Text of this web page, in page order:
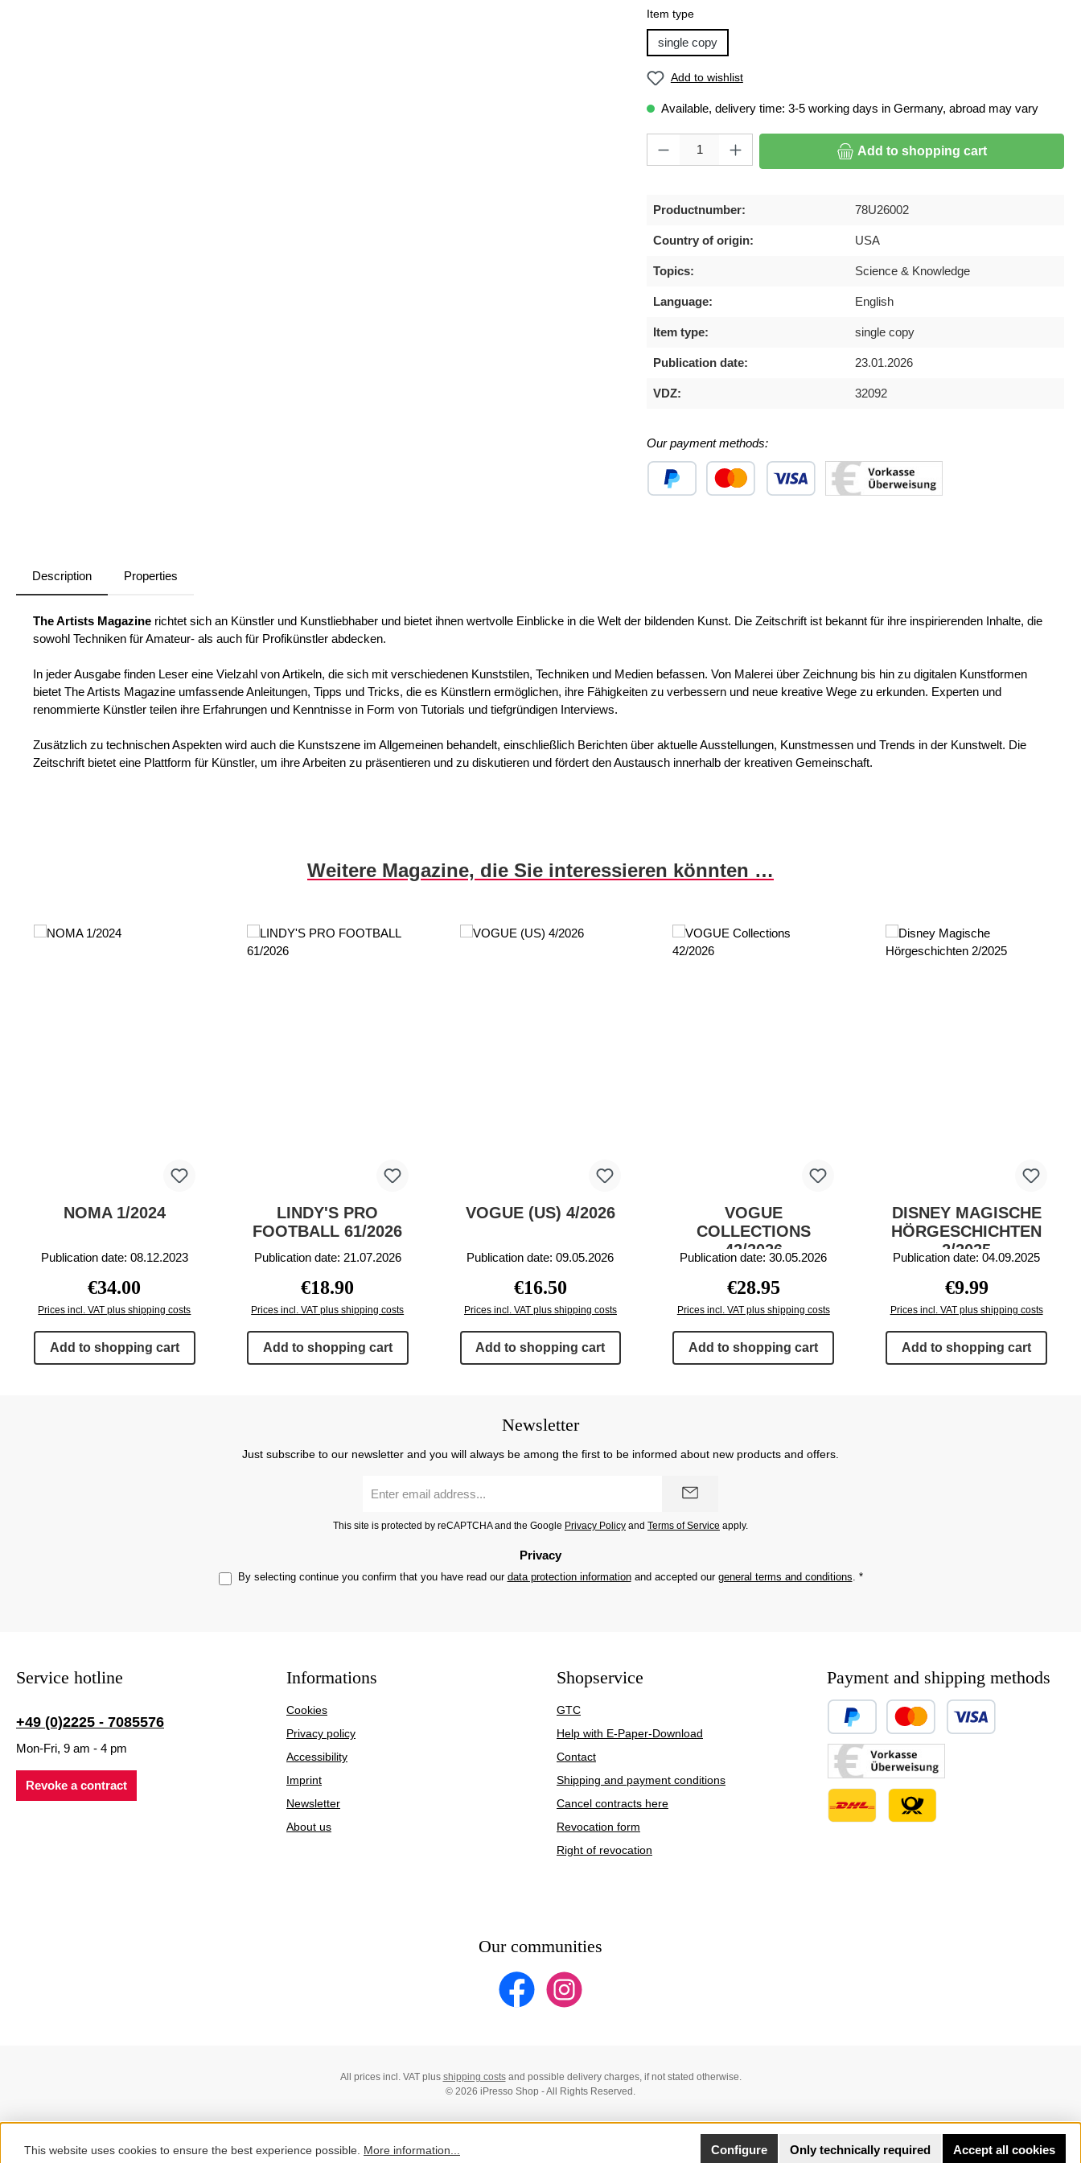
Select
Item type
single copy
Add to wishlist
Available, delivery time: 3-5 working days in Germany, abroad may vary
Product Quantity: Enter the desired amount or use the buttons to increase or
Add to shopping cart
Productnumber: 78U26002
Country of origin: USA
Topics: Science & Knowledge
Language: English
Item type: single copy
Publication date: 23.01.2026
VDZ: 32092
Our payment methods:
Description Properties
The Artists Magazine richtet sich an Künstler und Kunstliebhaber und bietet ihnen wertvolle Einblicke in die Welt der bildenden Kunst. Die Zeitschrift ist bekannt für ihre inspirierenden Inhalte, die
sowohl Techniken für Amateur- als auch für Profikünstler abdecken.
In jeder Ausgabe finden Leser eine Vielzahl von Artikeln, die sich mit verschiedenen Kunststilen, Techniken und Medien befassen. Von Malerei über Zeichnung bis hin zu digitalen Kunstformen
bietet The Artists Magazine umfassende Anleitungen, Tipps und Tricks, die es Künstlern ermöglichen, ihre Fähigkeiten zu verbessern und neue kreative Wege zu erkunden. Experten und
renommierte Künstler teilen ihre Erfahrungen und Kenntnisse in Form von Tutorials und tiefgründigen Interviews.
Zusätzlich zu technischen Aspekten wird auch die Kunstszene im Allgemeinen behandelt, einschließlich Berichten über aktuelle Ausstellungen, Kunstmessen und Trends in der Kunstwelt. Die
Zeitschrift bietet eine Plattform für Künstler, um ihre Arbeiten zu präsentieren und zu diskutieren und fördert den Austausch innerhalb der kreativen Gemeinschaft.
Weitere Magazine, die Sie interessieren könnten …
NOMA 1/2024
Publication date: 08.12.2023
Regular price:
€34.00
Prices incl. VAT plus shipping costs
Add to shopping cart
LINDY'S PRO
FOOTBALL 61/2026
Publication date: 21.07.2026
Regular price:
€18.90
Prices incl. VAT plus shipping costs
Add to shopping cart
VOGUE (US) 4/2026
Publication date: 09.05.2026
Regular price:
€16.50
Prices incl. VAT plus shipping costs
Add to shopping cart
VOGUE
COLLECTIONS
42/2026
Publication date: 30.05.2026
Regular price:
€28.95
Prices incl. VAT plus shipping costs
Add to shopping cart
DISNEY MAGISCHE
HÖRGESCHICHTEN
2/2025
Publication date: 04.09.2025
Regular price:
€9.99
Prices incl. VAT plus shipping costs
Add to shopping cart
Newsletter
Just subscribe to our newsletter and you will always be among the first to be informed about new products and offers.
address
This site is protected by reCAPTCHA and the Google Privacy Policy and Terms of Service apply.
Privacy
By selecting continue you confirm that you have read our data protection informationand accepted our general terms and conditions *
Service hotline
+49 (0)2225 - 7085576
Mon-Fri, 9 am - 4 pm
Revoke a contract
Informations
Cookies
Privacy policy
Accessibility
Imprint
Newsletter
About us
Shopservice
GTC
Help with E-Paper-Download
Contact
Shipping and payment conditions
Cancel contracts here
Revocation form
Right of revocation
Payment and shipping methods
Custom image 1Custom image 2
Custom image 3
Our communities
Facebook Instagram
All prices incl. VAT plus shipping costsand possible delivery charges, if not stated otherwise.
© 2026 iPresso Shop - All Rights Reserved.
This website uses cookies to ensure the best experience possible. More information... Only technically required
Configure Accept all cookies